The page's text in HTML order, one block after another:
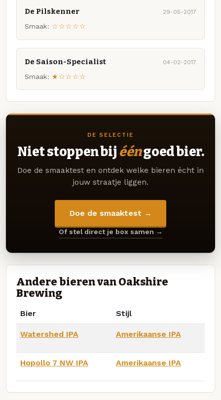
De Pilskenner 29-05-2017
Smaak: ☆☆☆☆☆
De Saison-Specialist 04-02-2017
Smaak: ★☆☆☆☆
DE SELECTIE
Niet stoppen bij ééngoed bier.
Doe de smaaktest en ontdek welke bieren écht in
jouw straatje liggen.
Doe de smaaktest →
Of stel direct je box samen →
Andere bieren van Oakshire
Brewing
Bier Stijl
Watershed IPA Amerikaanse IPA
Hopollo 7 NW IPA Amerikaanse IPA